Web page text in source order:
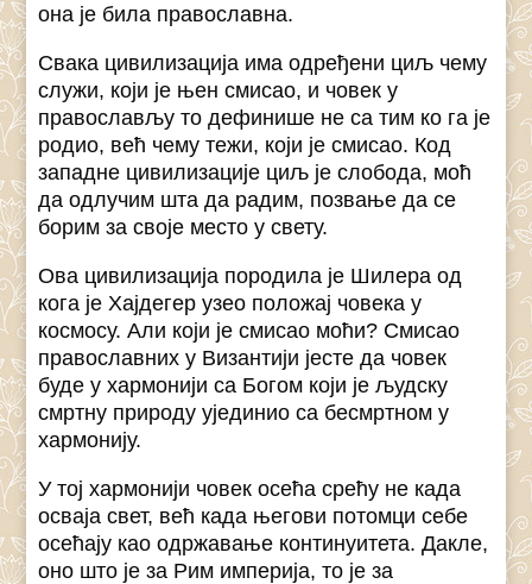
она је била православна.
Свака цивилизација има одређени циљ чему
служи, који је њен смисао, и човек у
православљу то дефинише не са тим ко га је
родио, већ чему тежи, који је смисао. Код
западне цивилизације циљ је слобода, моћ
да одлучим шта да радим, позвање да се
борим за своје место у свету.
Ова цивилизација породила је Шилера од
кога је Хајдегер узео положај човека у
космосу. Али који је смисао моћи? Смисао
православних у Византији јесте да човек
буде у хармонији са Богом који је људску
смртну природу ујединио са бесмртном у
хармонију.
У тој хармонији човек осећа срећу не када
осваја свет, већ када његови потомци себе
осећају као одржавање континуитета. Дакле,
оно што је за Рим империја, то је за